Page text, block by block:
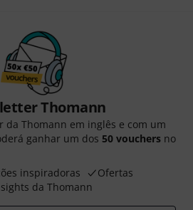
Thomann
da Thomann em inglês e com um
ganhar um dos 50 vouchers no
inspiradoras
Ofertas
da Thomann